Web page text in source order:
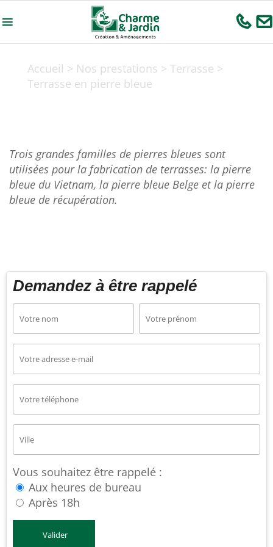
Accueil > Nos prestations > Terrasse >
Terrasse en pierre bleue
Trois grandes familles de pierres bleues sont
utilisées pour la fabrication de terrasses: la pierre
bleue du Vietnam, la pierre bleue Belge et la pierre
bleue de récupération.
Demandez à être rappelé
Vous souhaitez être rappelé :
Aux heures de bureau
Après 18h